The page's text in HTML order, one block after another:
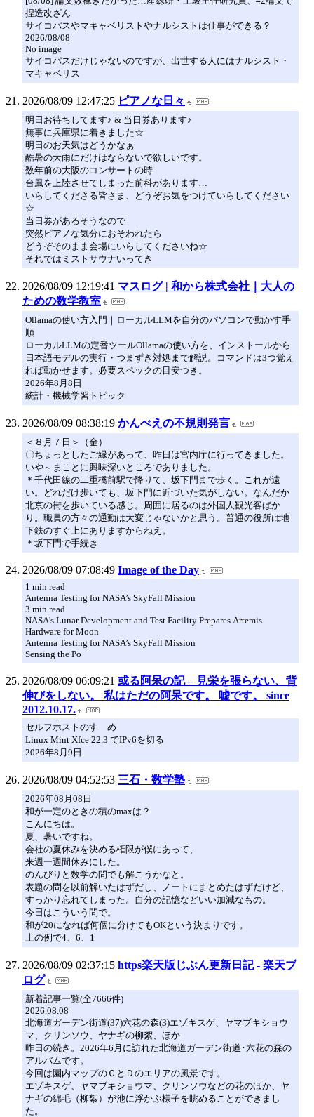
捏造改ざん
サイコパスやマキャベリストやナルシストは仕事ができる？
2026/08/08
No image
サイコパスだけじゃないのですが、出世する人にはナルシスト・
マキャベリス
2026/08/09 12:47:25 ピアノな日々
明日お待ちしてます♪ & 当日券あります♪
無事に兵庫県に着きました☆
明日のお天気はどうかなぁ
酷暑の大雨にだけはならないで欲しいです。
数年前の大阪のコンサートの時
台風を上陸させてしまった前科があります…
いらしてくださる皆さま、どうぞお気をつけていらしてください
☆
当日券があるそうなので
突然ピアノな気分におそわれたら
どうぞそのまま会場にいらしてくださいね☆
それではミストサウナいってき
2026/08/09 12:19:41 マスログ | 和から株式会社｜大人の
ための数学教室
Ollamaの使い方入門｜ローカルLLMを自分のパソコンで動かす手
順
ローカルLLMの定番ツールOllamaの使い方を、インストールから
日本語モデルの実行・つまずき対処まで解説。コマンドは3つ覚え
れば動かせます。必要スペックの目安つき。
2026年8月8日
統計・機械学習トピック
2026/08/09 08:38:19 かんべえの不規則発言
＜８月７日＞（金）
〇ちょっとしたご縁があって、昨日は宮内庁に行ってきました。
いや～まことに興味深いところでありました。
＊千代田線の二重橋前駅で降りて、坂下門まで歩く。これが遠
い。どれだけ歩いても、坂下門に近づいた気がしない。なんだか
北京の街を歩いている感じ。周囲に居るのは外国人観光客ばか
り。職員の方々の通勤は大変じゃないかと思う。普通の役所は地
下鉄のすぐ上にありますからねえ。
＊坂下門で手続き
2026/08/09 07:08:49 Image of the Day
1 min read
Antenna Testing for NASA’s SkyFall Mission
3 min read
NASA’s Lunar Development and Test Facility Prepares Artemis
Hardware for Moon
Antenna Testing for NASA’s SkyFall Mission
Sensing the Po
2026/08/09 06:09:21 或る阿呆の記 – 見栄を張らない、背
伸びをしない。 私はただの阿呆です。 嘘です。 since
2012.10.17.
セルフホストのすゝめ
Linux Mint Xfce 22.3 でIPv6を切る
2026年8月9日
2026/08/09 04:52:53 三石・数学塾
2026年08月08日
和が一定のときの積のmaxは？
こんにちは。
夏、暑いですね。
会社の夏休みを決める権限が僕にあって、
来週一週間休みにした。
のんびりと数学の問でも解こうかなと。
表題の問を以前解いたはずだし、ノートにまとめたはずだけど、
すっかり忘れてしまった。自分の記憶などいい加減なもの。
今日はこういう問で。
和が20になれば何個に分けてもOKという決まりです。
上の例で4、6、1
2026/08/09 02:37:15 https楽天版じぶん更新日記 - 楽天ブ
ログ
新着記事一覧(全7666件)
2026.08.08
北海道ガーデン街道(37)六花の森(3)エゾキスゲ、ヤマブキショウ
マ、クリンソウ、ヤナギの柳絮、ほか
昨日の続き。2026年6月に訪れた北海道ガーデン街道･六花の森の
アルバムです。
今回は園内マップのＣとＤのエリアの風景です。
エゾキスゲ、ヤマブキショウマ、クリンソウなどの花のほか、ヤ
ナギの綿毛（柳絮）が池に浮かぶ様子を眺めることができまし
た。